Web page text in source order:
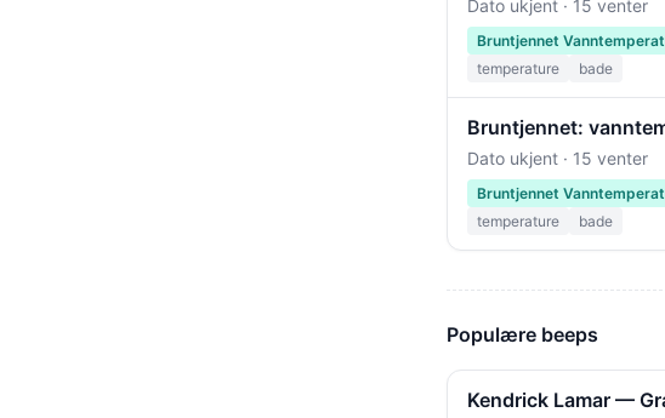
Dato ukjent · 15 venter
Bruntjennet
temperature
bade
Bruntjennet:
Dato ukjent · 15 venter
Bruntjennet
temperature
bade
Populære beeps
Kendrick Lamar —